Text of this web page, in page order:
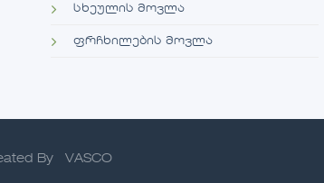
სხეულის მოვლა
ფრჩხილების მოვლა
By VASCO